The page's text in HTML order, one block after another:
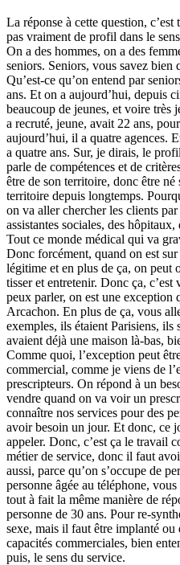
La réponse à cette question,
pas vraiment de profil dans le
On a des hommes, on a des
seniors. Seniors, vous savez bien
Qu’est-ce qu’on entend par
ans. Et on a aujourd’hui, depuis
beaucoup de jeunes, et voire très
a recruté, jeune, avait 22 ans,
aujourd’hui, il a quatre agences.
a quatre ans. Sur, je dirais, le
parle de compétences et de
être de son territoire, donc être
territoire depuis longtemps.
on va aller chercher les clients
assistantes sociales, des
Tout ce monde médical qui va
Donc forcément, quand on est
légitime et en plus de ça, on peut
tisser et entretenir. Donc ça,
peux parler, on est une exception
Arcachon. En plus de ça, vous
exemples, ils étaient Parisiens,
avaient déjà une maison là-bas,
Comme quoi, l’exception peut
commercial, comme je viens de
prescripteurs. On répond à un
vendre quand on va voir un
connaître nos services pour des
avoir besoin un jour. Et donc, ce
appeler. Donc, c’est ça le travail
métier de service, donc il faut
aussi, parce qu’on s’occupe de
personne âgée au téléphone,
tout à fait la même manière de
personne de 30 ans. Pour re-
sexe, mais il faut être implanté
capacités commerciales, bien
puis, le sens du service.